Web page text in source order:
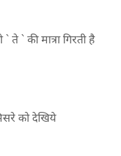
` की मात्रा गिरती है
को देखिये